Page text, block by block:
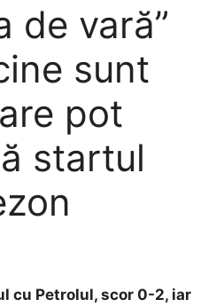
de vară”
sunt
pot
startul
cu Petrolul, scor 0-2, iar